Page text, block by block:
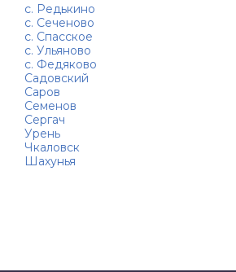
с. Редькино
с. Сеченово
с. Спасское
с. Ульяново
с. Федяково
Садовский
Саров
Семенов
Сергач
Урень
Чкаловск
Шахунья